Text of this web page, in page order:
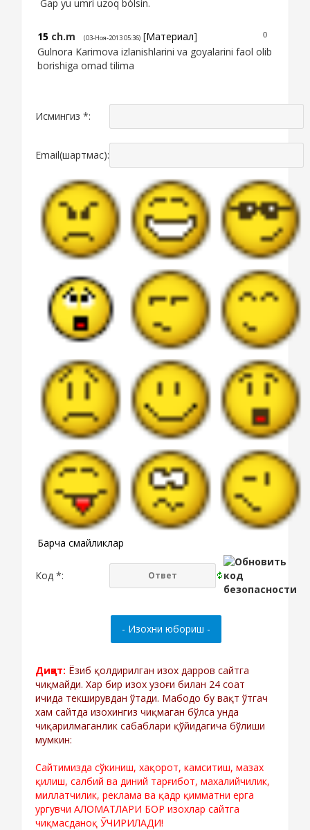
Gap yu umri uzoq bòlsin.
0
15 ch.m (03-Ноя-2013 05:36) [Материал]
Gulnora Karimova izlanishlarini va goyalarini faol olib
borishiga omad tilima
Исмингиз *:
Email(шартмас):
Барча смайликлар
Код *:
Диққат: Ёзиб қолдирилган изох дарров сайтга
чиқмайди. Хар бир изох узоғи билан 24 соат
ичида текширувдан ўтади. Мабодо бу вақт ўтгач
хам сайтда изохингиз чиқмаган бўлса унда
чиқарилмаганлик сабаблари қўйидагича бўлиши
мумкин:
Сайтимизда сўкиниш, хақорот, камситиш, мазах
қилиш, салбий ва диний тарғибот, махалийчилик,
миллатчилик, реклама ва қадр қимматни ерга
ургувчи АЛОМАТЛАРИ БОР изохлар сайтга
чиқмасданоқ ЎЧИРИЛАДИ!